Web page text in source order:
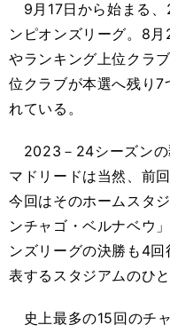
9月17日から始まる
ンピオンズリーグ。8
やランキング上位クラ
位クラブが本選へ残り
れている。
2023－24シーズンの
マドリードは当然、前
今回はそのホームスタ
ンチャゴ・ベルナベウ
ンズリーグの決勝も4
表するスタジアムのひと
史上最多の15回のチ